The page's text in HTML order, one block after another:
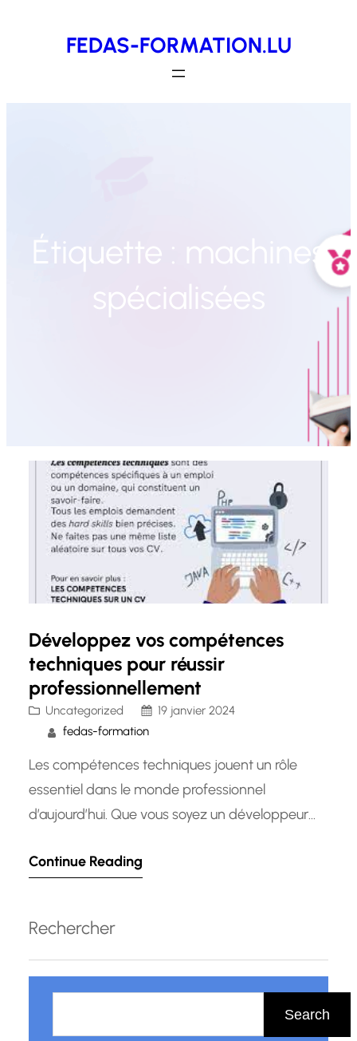
FEDAS-FORMATION.LU
Étiquette : machines
spécialisées
Développez vos compétences
techniques pour réussir
professionnellement
Uncategorized
19 janvier 2024
fedas-formation
Les compétences techniques jouent un rôle
essentiel dans le monde professionnel
d’aujourd’hui. Que vous soyez un développeur
autre professionnel travaillant dans un domaine
et rester compétitif sur le marché du travail. Les
compétences techniques se…
Continue Reading
Rechercher
Search